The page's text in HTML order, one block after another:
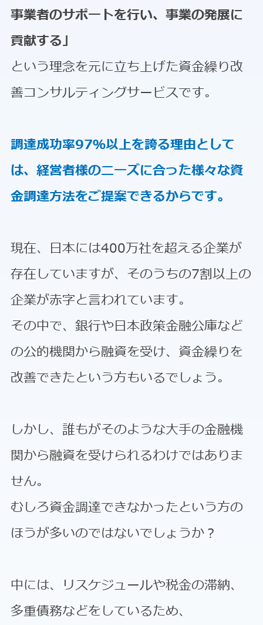
事業者のサポートを行い、事業の発展に
貢献する」
という理念を元に立ち上げた資金繰り改
善コンサルティングサービスです。
調達成功率97％以上を誇る理由として
は、経営者様のニーズに合った様々な資
金調達方法をご提案できるからです。
現在、日本には400万社を超える企業が
存在していますが、そのうちの7割以上の
企業が赤字と言われています。
その中で、銀行や日本政策金融公庫など
の公的機関から融資を受け、資金繰りを
改善できたという方もいるでしょう。
しかし、誰もがそのような大手の金融機
関から融資を受けられるわけではありま
せん。
むしろ資金調達できなかったという方の
ほうが多いのではないでしょうか？
中には、リスケジュールや税金の滞納、
多重債務などをしているため、